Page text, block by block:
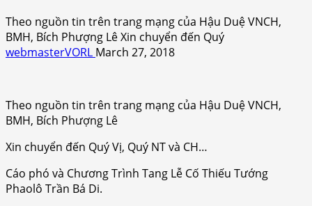
Theo nguồn tin trên trang mạng của Hậu Duệ VNCH,
BMH, Bích Phượng Lê Xin chuyển đến Quý
webmasterVORL March 27, 2018
Theo nguồn tin trên trang mạng của Hậu Duệ VNCH,
BMH, Bích Phượng Lê
Xin chuyển đến Quý Vị, Quý NT và CH…
Cáo phó và Chương Trình Tang Lễ Cố Thiếu Tướng
Phaolô Trần Bá Di.